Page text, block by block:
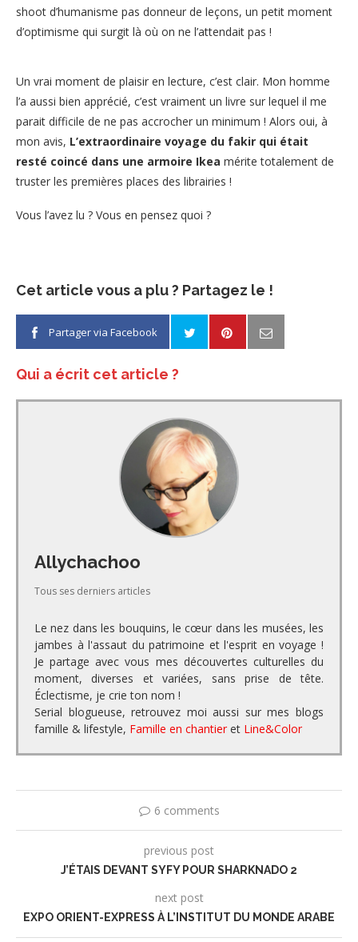
shoot d’humanisme pas donneur de leçons, un petit moment
d’optimisme qui surgit là où on ne l’attendait pas !
Un vrai moment de plaisir en lecture, c’est clair. Mon homme
l’a aussi bien apprécié, c’est vraiment un livre sur lequel il me
parait difficile de ne pas accrocher un minimum ! Alors oui, à
mon avis, L’extraordinaire voyage du fakir qui était
resté coincé dans une armoire Ikea mérite totalement de
truster les premières places des librairies !
Vous l’avez lu ? Vous en pensez quoi ?
Cet article vous a plu ? Partagez le !
Partager via Facebook
Qui a écrit cet article ?
Allychachoo
Tous ses derniers articles
Le nez dans les bouquins, le cœur dans les musées, les
jambes à l'assaut du patrimoine et l'esprit en voyage !
Je partage avec vous mes découvertes culturelles du
moment, diverses et variées, sans prise de tête.
Éclectisme, je crie ton nom !
Serial blogueuse, retrouvez moi aussi sur mes blogs
famille & lifestyle, Famille en chantier et Line&Color
6 comments
previous post
J’ÉTAIS DEVANT SYFY POUR SHARKNADO 2
next post
EXPO ORIENT-EXPRESS À L’INSTITUT DU MONDE ARABE